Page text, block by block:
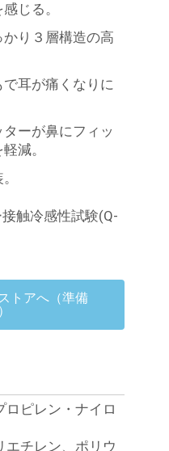
じる。
り３層構造の高
耳が痛くなりに
ーが鼻にフィッ
減。
触冷感性試験(Q-
トアへ（準備
ロピレン・ナイロ
エチレン、ポリウ